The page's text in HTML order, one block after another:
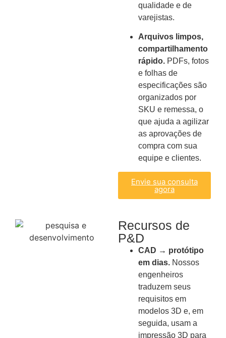
qualidade e de
varejistas.
Arquivos limpos,
compartilhamento
rápido. PDFs, fotos
e folhas de
especificações são
organizados por
SKU e remessa, o
que ajuda a agilizar
as aprovações de
compra com sua
equipe e clientes.
Envie sua consulta
agora
Recursos de
P&D
CAD → protótipo
em dias. Nossos
engenheiros
traduzem seus
requisitos em
modelos 3D e, em
seguida, usam a
impressão 3D para